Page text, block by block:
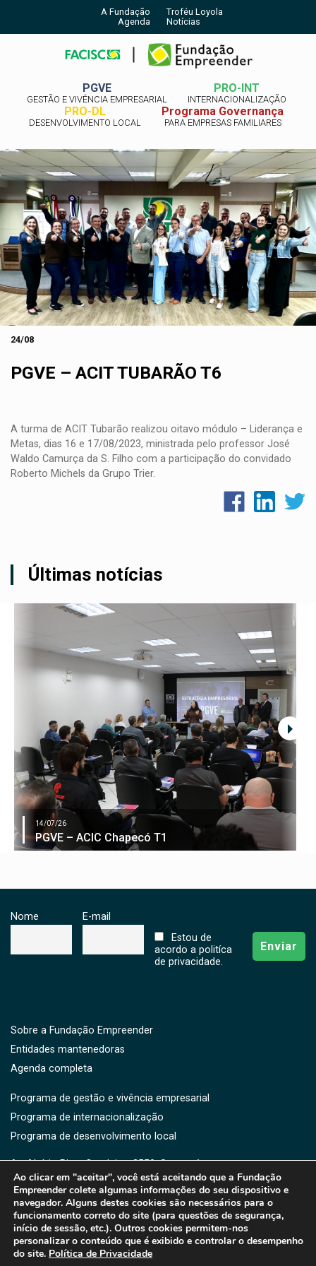
A Fundação
Troféu Loyola
Agenda
Notícias
PGVE
GESTÃO E VIVÊNCIA EMPRESARIAL
PRO-INT
INTERNACIONALIZAÇÃO
PRO-DL
DESENVOLVIMENTO LOCAL
Programa Governança
PARA EMPRESAS FAMILIARES
24/08
PGVE – ACIT TUBARÃO T6
A turma de ACIT Tubarão realizou oitavo módulo – Liderança e
Metas, dias 16 e 17/08/2023, ministrada pelo professor José
Waldo Camurça da S. Filho com a participação do convidado
Roberto Michels da Grupo Trier.
Últimas notícias
14/07/26
PGVE – ACIC Chapecó T1
Nome
E-mail
Estou de
acordo a politíca
de privacidade.
Sobre a Fundação Empreender
Entidades mantenedoras
Agenda completa
Programa de gestão e vivência empresarial
Programa de internacionalização
Programa de desenvolvimento local
Av. Aluísio Pires Condeixa, 2550, Saguaçú,
CEP: 89221-750 -Joinville, SC
(47) 3461-3364 | 3461-3373 | (47) 9176-5919
fe@fe.org.br
Ao clicar em "aceitar", você está aceitando que a Fundação
Empreender colete algumas informações do seu dispositivo e
navegador. Alguns destes cookies são necessários para o
funcionamento correto do site (para questões de segurança,
início de sessão, etc.). Outros cookies permitem-nos
personalizar o conteúdo que é exibido e controlar o desempenho
do site. Política de Privacidade